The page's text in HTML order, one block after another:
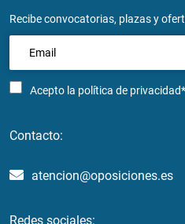
Recibe convocatorias, plazas y
Acepto la política de privacidad*
Contacto:
atencion@oposiciones.es
Redes sociales: